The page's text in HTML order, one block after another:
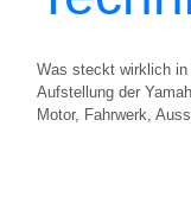
Was steckt wirklich in
Aufstellung der
Motor, Fahrwerk,